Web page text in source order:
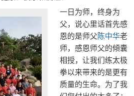
一日为师，终身为
父，说心里话首先感
恩的是师父陈中华老
师，感恩师父的傾囊
相授，让我们练太极
拳以来带来的是更有
质量的生命。为了我